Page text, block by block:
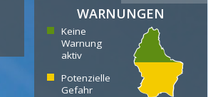
WARNUNGEN
Keine
Warnung
aktiv
Potenzielle
Gefahr